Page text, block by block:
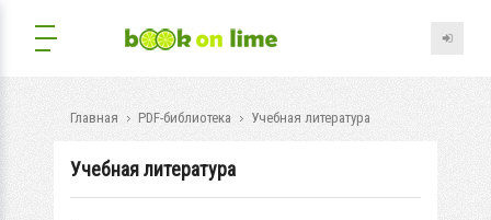
Главная PDF-библиотека Учебная литература
Учебная литература